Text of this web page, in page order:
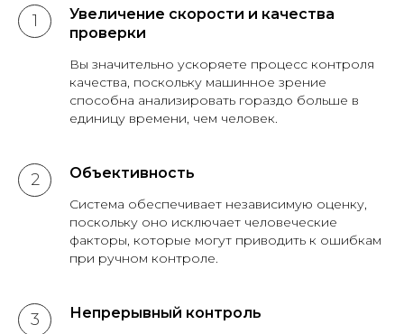
Увеличение скорости и качества
проверки
Вы значительно ускоряете процесс контроля
качества, поскольку машинное зрение
способна анализировать гораздо больше в
единицу времени, чем человек.
Объективность
Система обеспечивает независимую оценку,
поскольку оно исключает человеческие
факторы, которые могут приводить к ошибкам
при ручном контроле.
Непрерывный контроль